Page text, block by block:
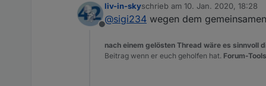
ein datenpunkt für
bisher integriert
Cool wäre auch ein Script mit
Da habe ich viel mit Watt und
Offline
liv-in-skyschrieb am 10. Jan. 2020, 18:28
zuletzt editiert von
@sigi234 wegen dem
nach einem gelösten Thread wäre es
Beitrag wenn er euch geholfen hat. Forum-